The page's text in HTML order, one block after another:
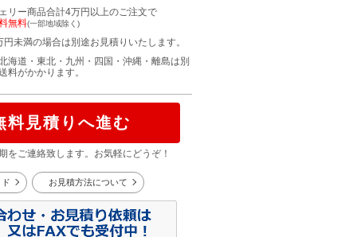
リー商品合計4万円以上のご注文で
無料(一部地域除く)
円未満の場合は別途お見積りいたします。
海道・東北・九州・四国・沖縄・離島は別
料がかかります。
料見積りへ進む
をご連絡致します。お気軽にどうぞ！
お見積方法について